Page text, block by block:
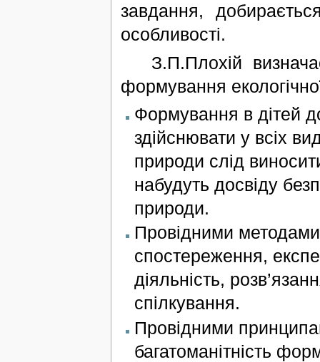
завдання,
особливості.
З.П.Плохій
формування
Формування в дітей
здійснювати у всіх
природи слід
набудуть досвіду
природи.
Провідними методами
спостереження,
діяльність,
спілкування.
Провідними
багатоманітність